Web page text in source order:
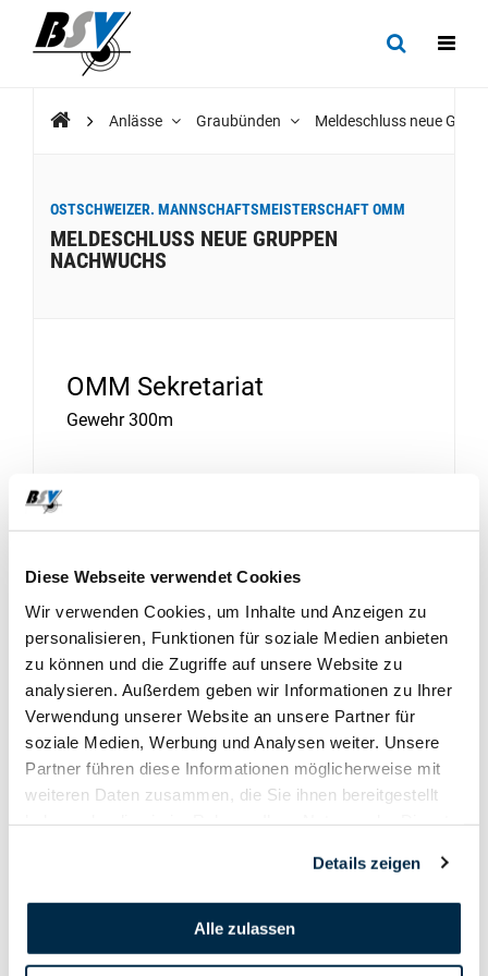
Diese Webseite verwendet Cookies
Wir verwenden Cookies, um Inhalte und Anzeigen zu
personalisieren, Funktionen für soziale Medien anbieten
zu können und die Zugriffe auf unsere Website zu
analysieren. Außerdem geben wir Informationen zu Ihrer
Verwendung unserer Website an unsere Partner für
soziale Medien, Werbung und Analysen weiter. Unsere
Partner führen diese Informationen möglicherweise mit
weiteren Daten zusammen, die Sie ihnen bereitgestellt
Details zeigen
Alle zulassen
Anlässe Graubünden Meldeschluss neue
OSTSCHWEIZER. MANNSCHAFTSMEISTERSCHAFT OMM
MELDESCHLUSS NEUE GRUPPEN
NACHWUCHS
OMM Sekretariat
Gewehr 300m
15. Mai